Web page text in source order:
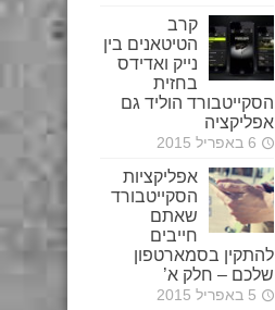
קרב
הטיטאנים בין
נייק ואדידס
בחזית
הסקייטבורד הוליד גם
אפליקציה
6 באפריל 2015
אפליקציות
הסקייטבורד
שאתם
חייבים
להתקין בסמארטפון
שלכם – חלק א’
5 באפריל 2015